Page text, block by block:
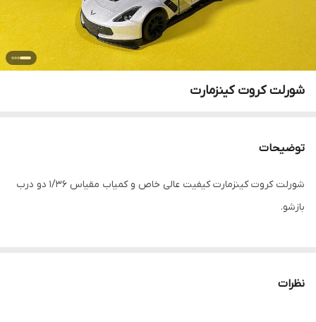
شورلت کروت کینزمارت
توضیحات
شورلت کروت کینزمارت کیفیت عالی خاص و کمیاب مقیاس ۱/۳۶ دو درب
بازشو.
نظرات